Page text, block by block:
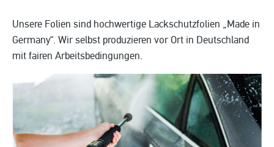
Unsere Folien sind hochwertige Lackschutzfolien „Made in
Germany“. Wir selbst produzieren vor Ort in Deutschland
mit fairen Arbeitsbedingungen.